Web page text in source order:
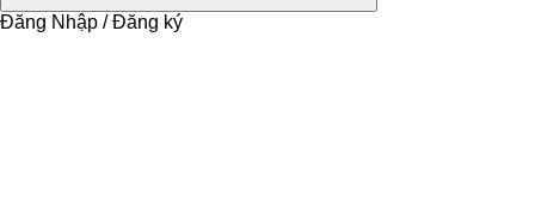
Đăng Nhập / Đăng ký